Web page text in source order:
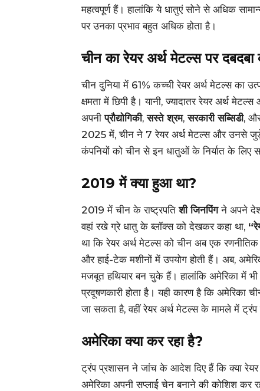
महत्वपूर्ण हैं। हालांकि ये धातुएं सोने से अधिक
पर उनका प्रभाव बहुत अधिक होता है।
चीन का रेयर अर्थ मेटल्स पर दबदबा
चीन दुनिया में 61% कच्ची रेयर अर्थ मेटल्स का
क्षमता में छिपी है। यानी, ज्यादातर रेयर अर्थ
अपनीप्रौद्योगिकी,सस्ते श्रम,सरकारी सब्सिडी,
2025 में, चीन ने 7 रेयर अर्थ मेटल्स और उनसे जुड़े
कंपनियों को चीन से इन धातुओं के निर्यात के लिए
2019 में क्या हुआ था?
2019 में चीन के राष्ट्रपतिशी जिनपिंगने अपने देश
वहां रखे ग्रे धातु के ब्लॉक्स को देखकर कहा था,
था कि रेयर अर्थ मेटल्स को चीन अब एक
और हाई-टेक मशीनों में उपयोग होती हैं। अब,
मजबूत हथियार बन चुके हैं। हालांकि अमेरिका में
प्रदूषणकारी होता है। यही कारण है कि अमेरिका
जा सकता है, वहीं रेयर अर्थ मेटल्स के मामले में
अमेरिका क्या कर रहा है?
ट्रंप प्रशासन ने जांच के आदेश दिए हैं कि क्या
अमेरिका अपनी सप्लाई चेन बनाने की कोशिश